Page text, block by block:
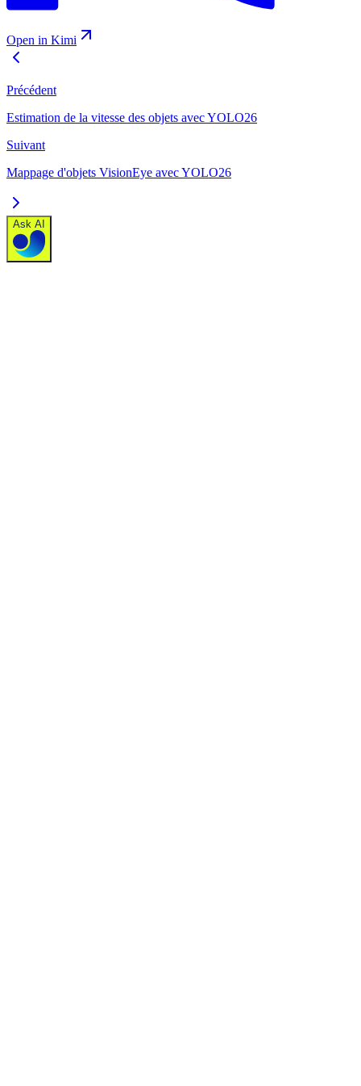
Open in Kimi
Précédent
Estimation de la vitesse des objets avec YOLO26
Suivant
Mappage d'objets VisionEye avec YOLO26
Ask AI